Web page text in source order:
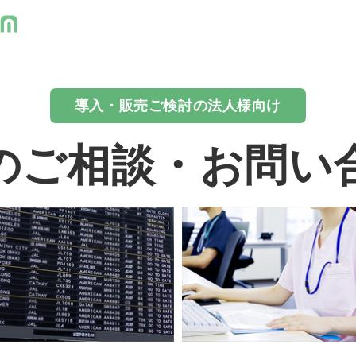
導入・販売ご検討の法人様向け
ご相談・お問い